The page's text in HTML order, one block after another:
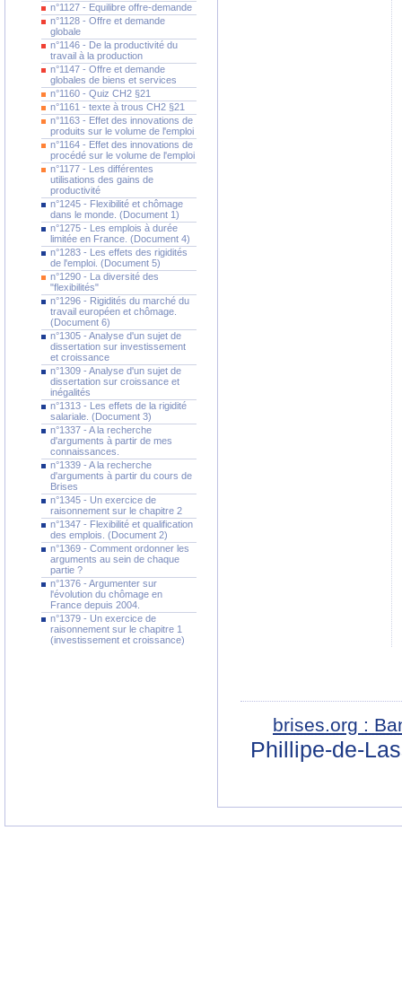
n°1127 - Equilibre offre-demande
n°1128 - Offre et demande
globale
n°1146 - De la productivité du
travail à la production
n°1147 - Offre et demande
globales de biens et services
n°1160 - Quiz CH2 §21
n°1161 - texte à trous CH2 §21
n°1163 - Effet des innovations de
produits sur le volume de l'emploi
n°1164 - Effet des innovations de
procédé sur le volume de l'emploi
n°1177 - Les différentes
utilisations des gains de
productivité
n°1245 - Flexibilité et chômage
dans le monde. (Document 1)
n°1275 - Les emplois à durée
limitée en France. (Document 4)
n°1283 - Les effets des rigidités
de l'emploi. (Document 5)
n°1290 - La diversité des
"flexibilités"
n°1296 - Rigidités du marché du
travail européen et chômage.
(Document 6)
n°1305 - Analyse d'un sujet de
dissertation sur investissement
et croissance
n°1309 - Analyse d'un sujet de
dissertation sur croissance et
inégalités
n°1313 - Les effets de la rigidité
salariale. (Document 3)
n°1337 - A la recherche
d'arguments à partir de mes
connaissances.
n°1339 - A la recherche
d'arguments à partir du cours de
Brises
n°1345 - Un exercice de
raisonnement sur le chapitre 2
n°1347 - Flexibilité et qualification
des emplois. (Document 2)
n°1369 - Comment ordonner les
arguments au sein de chaque
partie ?
n°1376 - Argumenter sur
l'évolution du chômage en
France depuis 2004.
n°1379 - Un exercice de
raisonnement sur le chapitre 1
(investissement et croissance)
brises.org :
Phillipe-de-